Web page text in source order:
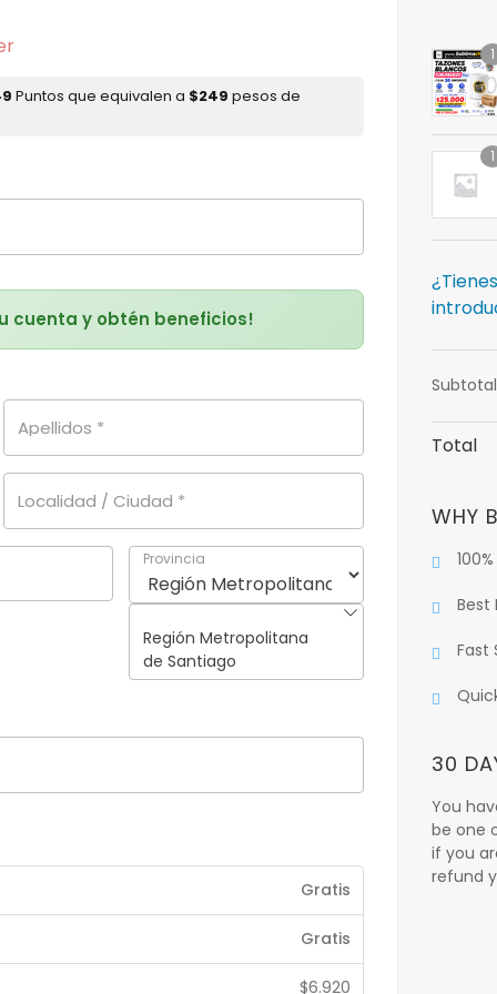
Puntos que equivalen a $249 pesos de
cuenta y obtén beneficios!
Apellidos *
Localidad / Ciudad *
Provincia
Región Metropolitana
de Santiago
Gratis
Gratis
$6.920
1
1
Subtotal
Total
WHY
Best
Fast
30
You
be one
if you
refund